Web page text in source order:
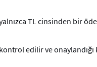
TL cinsinden bir
edilir ve